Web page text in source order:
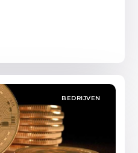
BEDRIJVEN